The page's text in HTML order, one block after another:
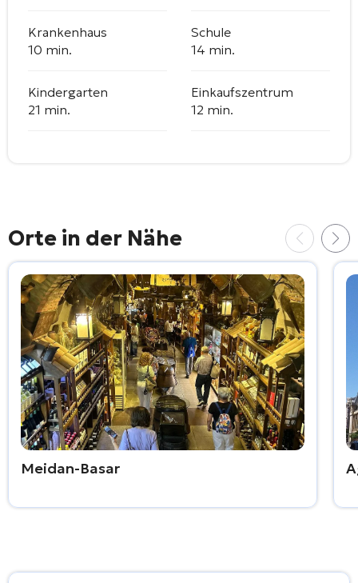
Krankenhaus
10 min.
Schule
14 min.
Kindergarten
21 min.
Einkaufszentrum
12 min.
Orte in der Nähe
Meidan-Basar